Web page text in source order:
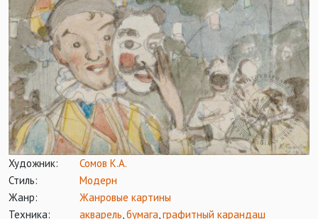
Художник:
Сомов К.А.
Стиль:
Модерн
Жанр:
Жанровые картины
Техника:
акварель бумага графитный карандаш